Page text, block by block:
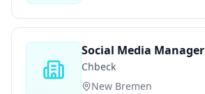
Social Media Manager
Chbeck
New Bremen